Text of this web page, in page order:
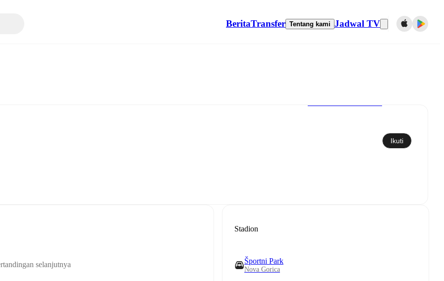
BeritaTransfer Tentang kami Jadwal TV
Ikuti
selanjutnya
Stadion
Športni Park
Nova Gorica